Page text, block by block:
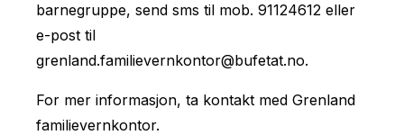
barnegruppe, send sms til mob. 91124612 eller
e-post til
grenland.familievernkontor@bufetat.no.
For mer informasjon, ta kontakt med Grenland
familievernkontor.